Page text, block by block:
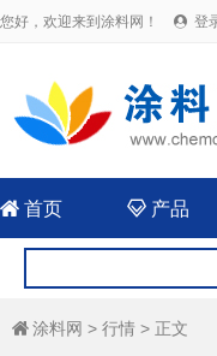
您好，欢迎来到涂料网！  登
 首页 产品
 涂料网 > 行情 > 正文